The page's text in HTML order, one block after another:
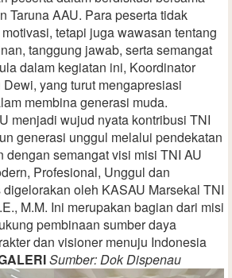
Taruna AAU. Para peserta tidak
tetapi juga wawasan tentang
tanggung jawab, serta semangat
dalam kegiatan ini, Koordinator
yang turut mengapresiasi
membina generasi muda.
menjadi wujud nyata kontribusi TNI
generasi unggul melalui pendekatan
dengan semangat visi misi TNI AU
Profesional, Unggul dan
oleh KASAU Marsekal TNI
M.M. Ini merupakan bagian dari misi
pembinaan sumber daya
dan visioner menuju Indonesia
Sumber: Dok Dispenau